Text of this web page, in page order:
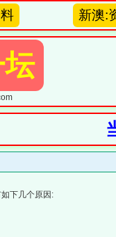
新澳:
下几个原因: